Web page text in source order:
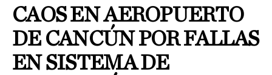
CAOS EN AEROPUERTO
DE CANCÚN POR FALLAS
EN SISTEMA DE